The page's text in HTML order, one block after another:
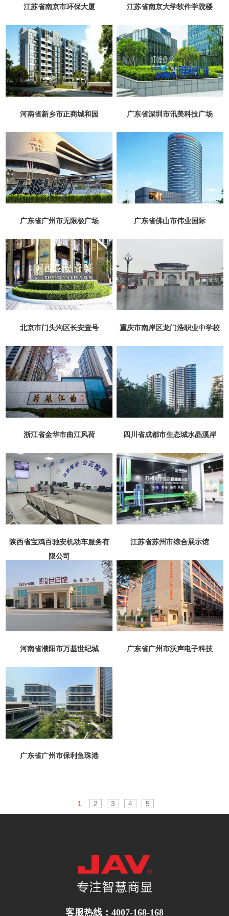
江苏省南京市环保大厦 江苏省南京大学软件学院楼
河南省新乡市正商城和园 广东省深圳市讯美科技广场
广东省广州市无限极广场 广东省佛山市伟业国际
北京市门头沟区长安壹号 重庆市南岸区龙门浩职业中学校
浙江省金华市曲江风荷 四川省成都市生态城水晶溪岸
陕西省宝鸡百驰安机动车服务有
限公司
江苏省苏州市综合展示馆
河南省濮阳市万基世纪城 广东省广州市沃声电子科技
广东省广州市保利鱼珠港
1 2 3 4 5
客服热线：4007-168-168